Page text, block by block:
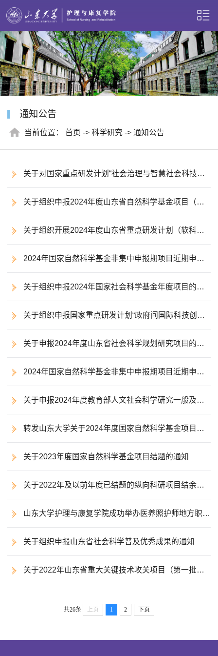
通知公告
当前位置： 首页 -> 科学研究 -> 通知公告
关于对国家重点研发计划“社会治理与智慧社会科技支
撑（平安中国）”“主动健康和人口老龄化科技应对”2个重点
专项2024年度项目申报指南征求意见的通知
关于组织申报2024年度山东省自然科学基金项目（第
一批）的通知
关于组织开展2024年度山东省重点研发计划（软科
学）项目申报的通知
2024年国家自然科学基金非集中申报期项目近期申报
通知汇总（二）
关于组织申报2024年国家社会科学基金年度项目的通
知 关于组织申报国家重点研发计划“政府间国际科技创新
合作”等重点专项2024年度第二批项目的通知
关于申报2024年度山东省社会科学规划研究项目的通
知 2024年国家自然科学基金非集中申报期项目近期申报
通知汇总（一）
关于申报2024年度教育部人文社会科学研究一般及专
项项目的通知
转发山东大学关于2024年度国家自然科学基金项目申
请有关事项的通知的通知
关于2023年度国家自然科学基金项目结题的通知
关于2022年及以前年度已结题的纵向科研项目结余经
费延期、结转的通知
山东大学护理与康复学院成功举办医养照护师地方职业
技能标准专家研讨会
关于组织申报山东省社会科学普及优秀成果的通知
关于2022年山东省重大关键技术攻关项目（第一批）
共26条 上页 1 2 下页